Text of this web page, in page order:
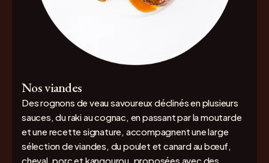
Nos viandes
Des rognons de veau savoureux déclinés en plusieurs
sauces, du raki au cognac, en passant par la moutarde
et une recette signature, accompagnent une large
sélection de viandes, du poulet et canard au bœuf,
cheval, porc et kangourou, proposées avec des